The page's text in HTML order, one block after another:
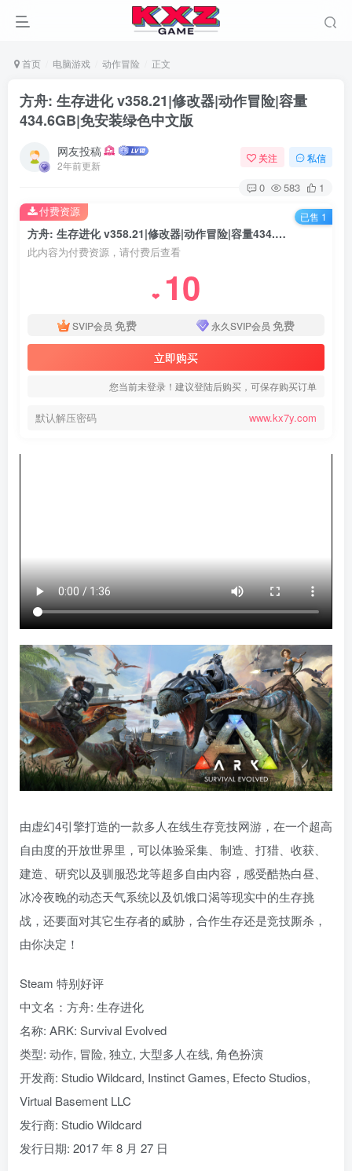
首页 电脑游戏 动作冒险 正文
方舟: 生存进化 v358.21|修改器|动作冒险|容量
434.6GB|免安装绿色中文版
网友投稿
2年前更新
关注 私信
0 583 1
方舟: 生存进化 v358.21|修改器|动作冒险|容量434.6GB|免安装绿色中文版
此内容为付费资源，请付费后查看
❤ 10
SVIP会员 免费 永久SVIP会员 免费
立即购买
您当前未登录！建议登陆后购买，可保存购买订单
默认解压密码 www.kx7y.com
付费资源 已售 1
由虚幻4引擎打造的一款多人在线生存竞技网游，在一个超高
自由度的开放世界里，可以体验采集、制造、打猎、收获、
建造、研究以及驯服恐龙等超多自由内容，感受酷热白昼、
冰冷夜晚的动态天气系统以及饥饿口渴等现实中的生存挑
战，还要面对其它生存者的威胁，合作生存还是竞技厮杀，
由你决定！
Steam 特别好评
中文名：方舟: 生存进化
名称: ARK: Survival Evolved
类型: 动作, 冒险, 独立, 大型多人在线, 角色扮演
开发商: Studio Wildcard, Instinct Games, Efecto Studios,
Virtual Basement LLC
发行商: Studio Wildcard
发行日期: 2017 年 8 月 27 日